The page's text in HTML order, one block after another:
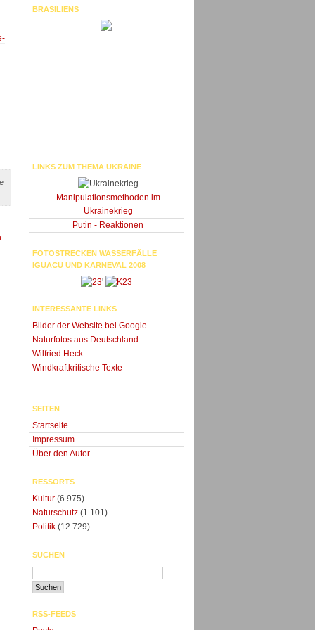
BRASILIENS
LINKS ZUM THEMA UKRAINE
Manipulationsmethoden im
Ukrainekrieg
Putin - Reaktionen
FOTOSTRECKEN WASSERFÄLLE
IGUACU UND KARNEVAL 2008
'
INTERESSANTE LINKS
Bilder der Website bei Google
Naturfotos aus Deutschland
Wilfried Heck
Windkraftkritische Texte
SEITEN
Startseite
Impressum
Über den Autor
RESSORTS
Kultur (6.975)
Naturschutz (1.101)
Politik (12.729)
SUCHEN
RSS-FEEDS